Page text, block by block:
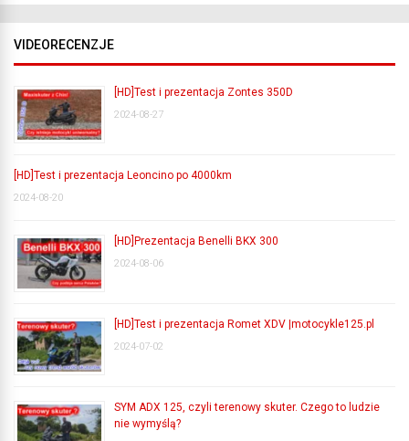
VIDEORECENZJE
[HD]Test i prezentacja Zontes 350D
2024-08-27
[HD]Test i prezentacja Leoncino po 4000km
2024-08-20
[HD]Prezentacja Benelli BKX 300
2024-08-06
[HD]Test i prezentacja Romet XDV |motocykle125.pl
2024-07-02
SYM ADX 125, czyli terenowy skuter. Czego to ludzie
nie wymyślą?